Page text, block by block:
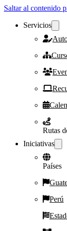
Saltar al contenido
Servicios
Rutas
Iniciativas
Países
Perú